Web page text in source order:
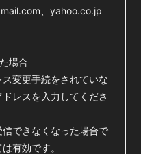
、yahoo.co.jp
場合
変更手続をされていな
レスを入力してくださ
できなくなった場合で
有効です。